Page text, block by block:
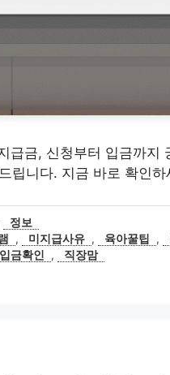
금, 신청부터 입금까지
립니다. 지금 바로 확인하
카
테
고
정보
, 미지급사유 , 육아꿀팁 ,
입금확인 , 직장맘